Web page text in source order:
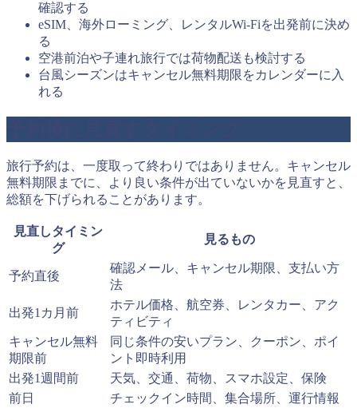
確認する
eSIM、海外ローミング、レンタルWi-Fiを出発前に決め
る
空港前泊や子連れ旅行では荷物配送も検討する
台風シーズンはキャンセル無料期限をカレンダーに入
れる
旅行予約は、一度取って終わりではありません。キャンセル
無料期限までに、より良い条件が出ていないかを見直すと、
総額を下げられることがあります。
見直しタイミン
グ
見るもの
予約直後
確認メール、キャンセル期限、支払い方
法
出発1カ月前
ホテル価格、航空券、レンタカー、アク
ティビティ
キャンセル無料
期限前
同じ条件の安いプラン、クーポン、ポイ
ント即時利用
出発1週間前
天気、交通、荷物、スマホ設定、保険
前日
チェックイン時間、集合場所、運行情報